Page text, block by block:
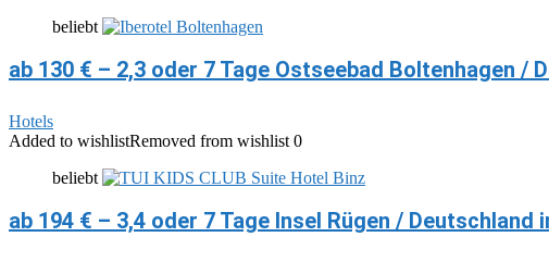
beliebt
ab 130 € – 2,3 oder 7 Tage Ostseebad Boltenhagen
Hotels
Added to wishlistRemoved from wishlist 0
beliebt
ab 194 € – 3,4 oder 7 Tage Insel Rügen / Deutschland